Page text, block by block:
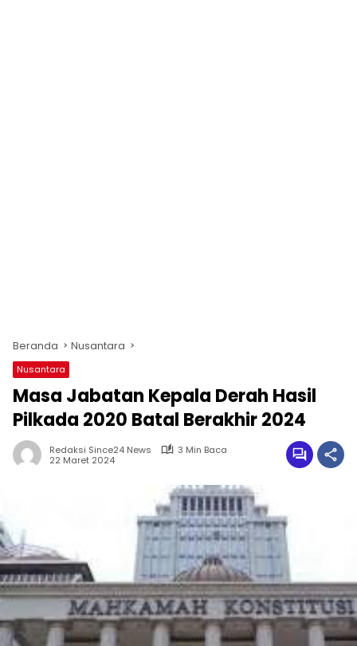
Beranda Nusantara
Nusantara
Masa Jabatan Kepala Derah Hasil
Pilkada 2020 Batal Berakhir 2024
Redaksi Since24 News
3 Min Baca
22 Maret 2024